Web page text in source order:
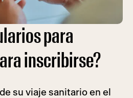
para
inscribirse?
su viaje sanitario en el